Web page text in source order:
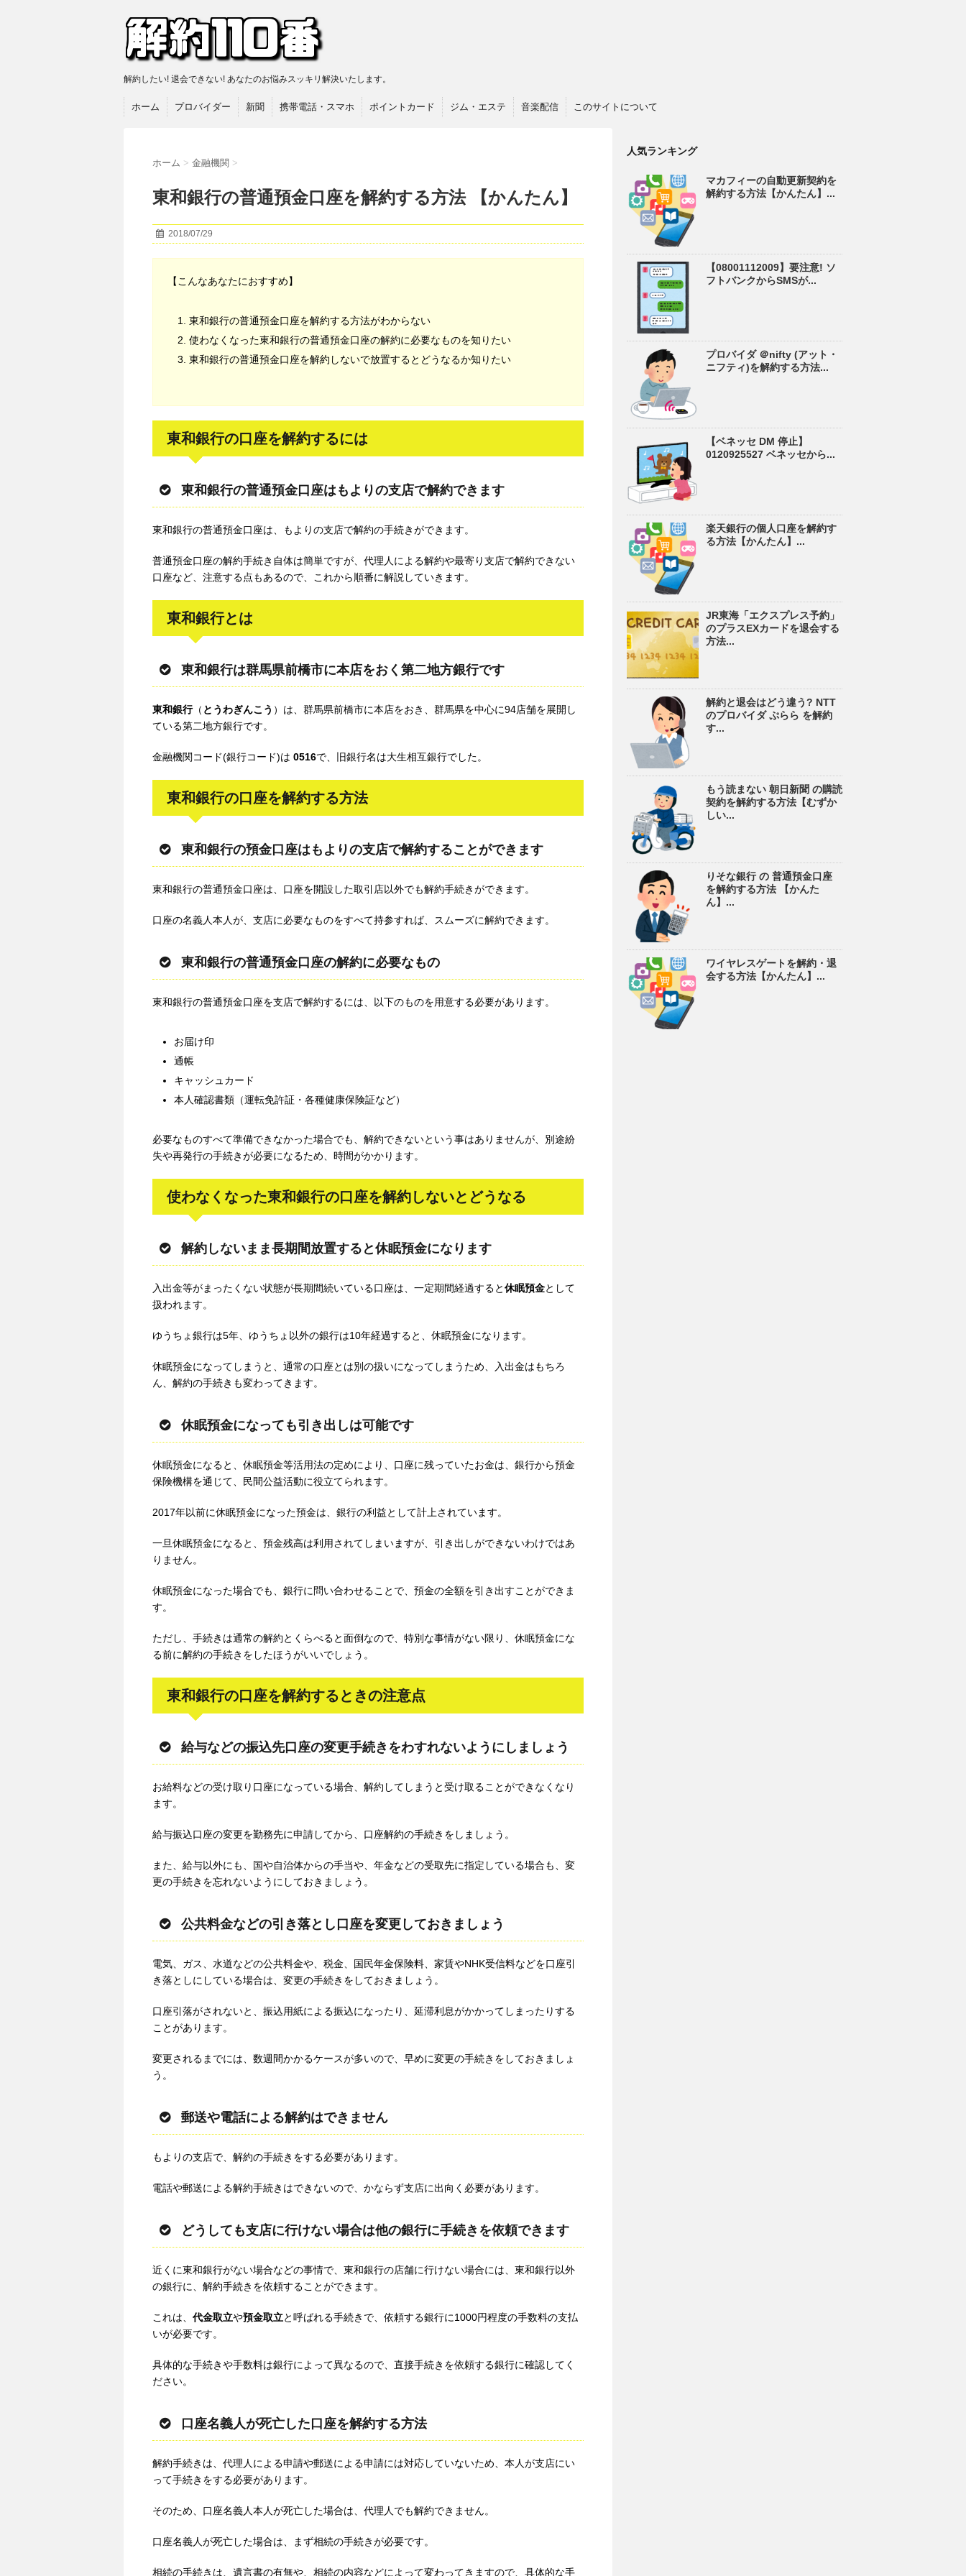
解約したい! 退会できない! あなたのお悩みスッキリ解決いたします。
ホーム プロバイダー 新聞 携帯電話・スマホ ポイントカード ジム・エステ 音楽配信 このサイトについて
ホーム > 金融機関 >
東和銀行の普通預金口座を解約する方法 【かんたん】
2018/07/29
【こんなあなたにおすすめ】
東和銀行の普通預金口座を解約する方法がわからない
使わなくなった東和銀行の普通預金口座の解約に必要なものを知りたい
東和銀行の普通預金口座を解約しないで放置するとどうなるか知りたい
東和銀行の口座を解約するには
東和銀行の普通預金口座はもよりの支店で解約できます
東和銀行の普通預金口座は、もよりの支店で解約の手続きができます。
普通預金口座の解約手続き自体は簡単ですが、代理人による解約や最寄り支店で解約できない
口座など、注意する点もあるので、これから順番に解説していきます。
東和銀行とは
東和銀行は群馬県前橋市に本店をおく第二地方銀行です
東和銀行（ とうわぎんこう ）は、群馬県前橋市に本店をおき、群馬県を中心に94店舗を展開し
ている第二地方銀行です。
金融機関コード(銀行コード)は 0516で、旧銀行名は大生相互銀行でした。
東和銀行の口座を解約する方法
東和銀行の預金口座はもよりの支店で解約することができます
東和銀行の普通預金口座は、口座を開設した取引店以外でも解約手続きができます。
口座の名義人本人が、支店に必要なものをすべて持参すれば、スムーズに解約できます。
東和銀行の普通預金口座の解約に必要なもの
東和銀行の普通預金口座を支店で解約するには、以下のものを用意する必要があります。
お届け印
通帳
キャッシュカード
本人確認書類（運転免許証・各種健康保険証など）
必要なものすべて準備できなかった場合でも、解約できないという事はありませんが、別途紛
失や再発行の手続きが必要になるため、時間がかかります。
使わなくなった東和銀行の口座を解約しないとどうなる
解約しないまま長期間放置すると休眠預金になります
入出金等がまったくない状態が長期間続いている口座は、一定期間経過すると休眠預金として
扱われます。
ゆうちょ銀行は5年、ゆうちょ以外の銀行は10年経過すると、休眠預金になります。
休眠預金になってしまうと、通常の口座とは別の扱いになってしまうため、入出金はもちろ
ん、解約の手続きも変わってきます。
休眠預金になっても引き出しは可能です
休眠預金になると、休眠預金等活用法の定めにより、口座に残っていたお金は、銀行から預金
保険機構を通じて、民間公益活動に役立てられます。
2017年以前に休眠預金になった預金は、銀行の利益として計上されています。
一旦休眠預金になると、預金残高は利用されてしまいますが、引き出しができないわけではあ
りません。
休眠預金になった場合でも、銀行に問い合わせることで、預金の全額を引き出すことができま
す。
ただし、手続きは通常の解約とくらべると面倒なので、特別な事情がない限り、休眠預金にな
る前に解約の手続きをしたほうがいいでしょう。
東和銀行の口座を解約するときの注意点
給与などの振込先口座の変更手続きをわすれないようにしましょう
お給料などの受け取り口座になっている場合、解約してしまうと受け取ることができなくなり
ます。
給与振込口座の変更を勤務先に申請してから、口座解約の手続きをしましょう。
また、給与以外にも、国や自治体からの手当や、年金などの受取先に指定している場合も、変
更の手続きを忘れないようにしておきましょう。
公共料金などの引き落とし口座を変更しておきましょう
電気、ガス、水道などの公共料金や、税金、国民年金保険料、家賃やNHK受信料などを口座引
き落としにしている場合は、変更の手続きをしておきましょう。
口座引落がされないと、振込用紙による振込になったり、延滞利息がかかってしまったりする
ことがあります。
変更されるまでには、数週間かかるケースが多いので、早めに変更の手続きをしておきましょ
う。
郵送や電話による解約はできません
もよりの支店で、解約の手続きをする必要があります。
電話や郵送による解約手続きはできないので、かならず支店に出向く必要があります。
どうしても支店に行けない場合は他の銀行に手続きを依頼できます
近くに東和銀行がない場合などの事情で、東和銀行の店舗に行けない場合には、東和銀行以外
の銀行に、解約手続きを依頼することができます。
これは、 代金取立や預金取立と呼ばれる手続きで、依頼する銀行に1000円程度の手数料の支払
いが必要です。
具体的な手続きや手数料は銀行によって異なるので、直接手続きを依頼する銀行に確認してく
ださい。
口座名義人が死亡した口座を解約する方法
解約手続きは、代理人による申請や郵送による申請には対応していないため、本人が支店にい
って手続きをする必要があります。
そのため、口座名義人本人が死亡した場合は、代理人でも解約できません。
口座名義人が死亡した場合は、まず相続の手続きが必要です。
相続の手続きは、遺言書の有無や、相続の内容などによって変わってきますので、具体的な手
人気ランキング
マカフィーの自動更新契約を
解約する方法【かんたん】...
【08001112009】要注意! ソ
フトバンクからSMSが...
プロバイダ ＠nifty (アット・
ニフティ)を解約する方法...
【ベネッセ DM 停止】
0120925527 ベネッセから...
楽天銀行の個人口座を解約す
る方法【かんたん】...
JR東海「エクスプレス予約」
のプラスEXカードを退会する
方法...
解約と退会はどう違う? NTT
のプロバイダ ぷらら を解約
す...
もう読まない 朝日新聞 の購読
契約を解約する方法【むずか
しい...
りそな銀行 の 普通預金口座
を解約する方法 【かんた
ん】...
ワイヤレスゲートを解約・退
会する方法【かんたん】...